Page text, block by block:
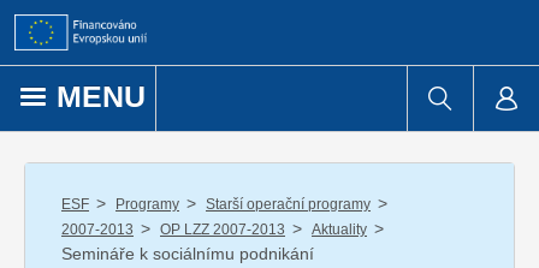
Přejít k obsahu
MENU
ESF / Programy / Starší operační programy /
2007-2013 / OP LZZ 2007-2013 / Aktuality /
Semináře k sociálnímu podnikání